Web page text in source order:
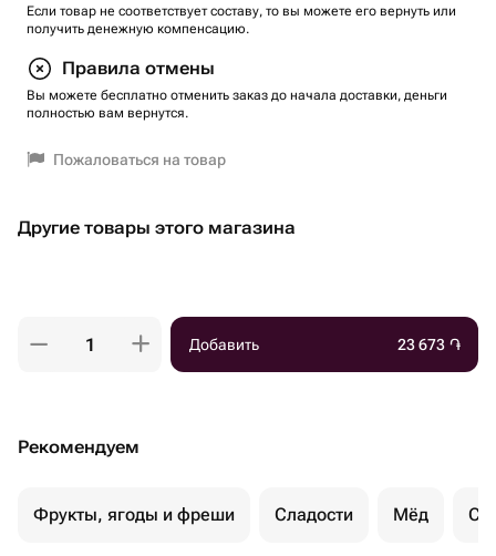
Если товар не соответствует составу, то вы можете его вернуть или
получить денежную компенсацию.
Правила отмены
Вы можете бесплатно отменить заказ до начала доставки, деньги
полностью вам вернутся.
Пожаловаться на товар
Другие товары этого магазина
Добавить 23 673 ֏
Рекомендуем
Фрукты, ягоды и фреши Сладости Мёд